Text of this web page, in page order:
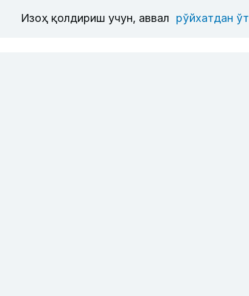
Изоҳ қолдириш учун, аввал рўйхатдан